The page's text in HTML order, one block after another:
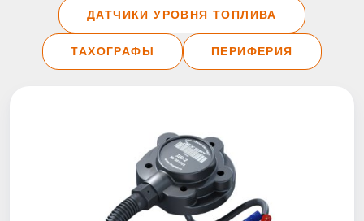
ДАТЧИКИ УРОВНЯ ТОПЛИВА
ТАХОГРАФЫ ПЕРИФЕРИЯ